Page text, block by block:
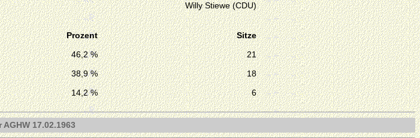
Willy Stiewe (CDU)
Prozent
Sitze
46,2 %
21
38,9 %
18
14,2 % 6
17.02.1963